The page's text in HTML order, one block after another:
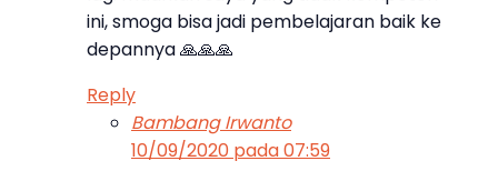
ini, smoga bisa jadi pembelajaran baik ke
depannya 🙏🙏🙏
Reply
Bambang Irwanto
10/09/2020 pada 07:59